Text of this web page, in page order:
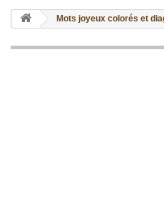
Mots joyeux colorés et